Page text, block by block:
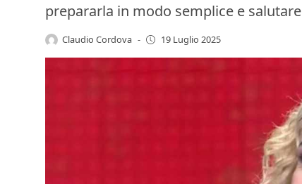
prepararla in modo semplice e salutare
Claudio Cordova - 19 Luglio 2025